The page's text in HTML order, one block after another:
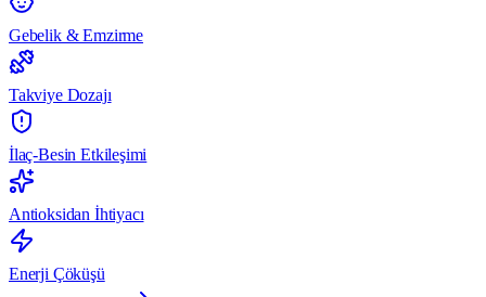
Gebelik & Emzirme
Takviye Dozajı
İlaç-Besin Etkileşimi
Antioksidan İhtiyacı
Enerji Çöküşü